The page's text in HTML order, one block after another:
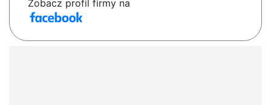
Zobacz profil firmy na